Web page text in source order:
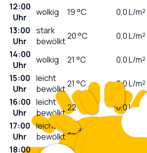
12:00
Uhr
wolkig 19°C 0,0L/m²
13:00
Uhr
stark
bewölkt20°C 0,0L/m²
14:00
Uhr
wolkig 21 °C 0,0L/m²
15:00
Uhr
leicht
bewölkt21 °C 0,0L/m²
16:00
Uhr
leicht
bewölkt22°C 0,0L/m²
17:00
Uhr
leicht
bewölkt22°C 0,0
18:00